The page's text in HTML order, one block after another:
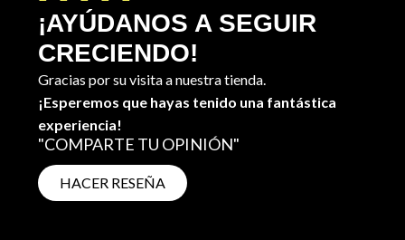
¡AYÚDANOS A SEGUIR
CRECIENDO!
Gracias por su visita a nuestra tienda.
¡Esperemos que hayas tenido una fantástica
experiencia!
"COMPARTE TU OPINIÓN"
HACER RESEÑA